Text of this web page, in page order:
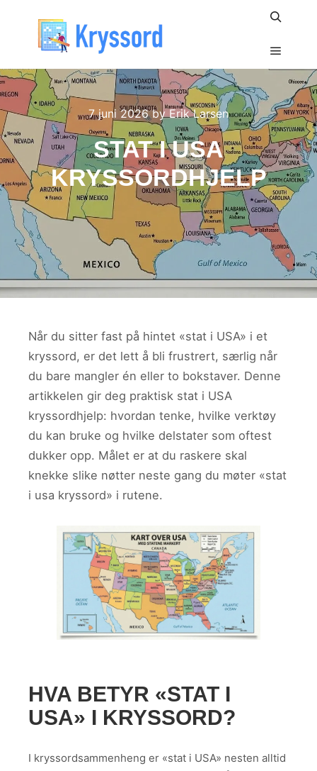
Main
7 juni 2026byErik Larsen
STAT I USA
KRYSSORDHJELP
Når du sitter fast på hintet «stat i USA» i et
kryssord, er det lett å bli frustrert, særlig når
du bare mangler én eller to bokstaver. Denne
artikkelen gir deg praktisk stat i USA
kryssordhjelp: hvordan tenke, hvilke verktøy
du kan bruke og hvilke delstater som oftest
dukker opp. Målet er at du raskere skal
knekke slike nøtter neste gang du møter «stat
i usa kryssord» i rutene.
HVA BETYR «STAT I
USA» I KRYSSORD?
I kryssordsammenheng er «stat i USA» nesten alltid